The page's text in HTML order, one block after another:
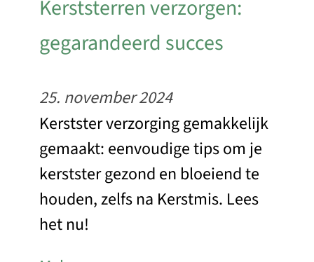
Kerststerren verzorgen:
gegarandeerd succes
25. november 2024
Kerstster verzorging gemakkelijk
gemaakt: eenvoudige tips om je
kerstster gezond en bloeiend te
houden, zelfs na Kerstmis. Lees
het nu!